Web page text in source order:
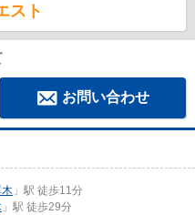
スト
お問い合わせ
」駅 徒歩11分
」駅 徒歩29分